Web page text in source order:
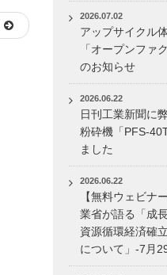
2026.07.02
アップサイクル
「オープンファ
のお知らせ
2026.06.22
日刊工業新聞に
粉砕機「PFS-
ました
2026.06.22
【無料ウェビナ
業省が語る「成
資源循環経済確
について」-7月